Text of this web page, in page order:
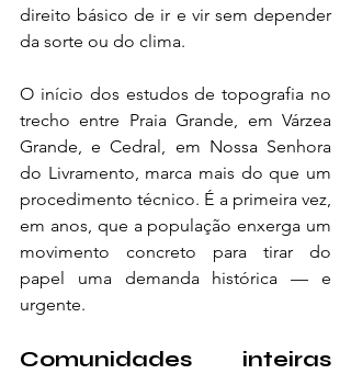
direito básico de ir e vir sem depender
da sorte ou do clima.
O início dos estudos de topografia no
trecho entre Praia Grande, em Várzea
Grande, e Cedral, em Nossa Senhora
do Livramento, marca mais do que um
procedimento técnico. É a primeira vez,
em anos, que a população enxerga um
movimento concreto para tirar do
papel uma demanda histórica — e
urgente.
Comunidades inteiras